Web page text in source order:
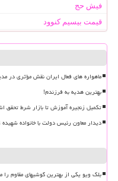
فیش حج
قیمت بیسیم کنوود
ماهواره های فعال ایران نقش مؤثری در
بهترین هدیه به فرزندم!
تکمیل زنجیره آموزش تا بازار شرط تحقق
دیدار معاون رئیس دولت با خانواده
بلک ویو یکی از بهترین گوشیهای مقاوم را